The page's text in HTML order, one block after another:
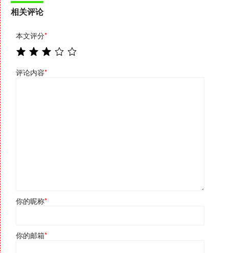
相关评论
本文评分*
评论内容*
你的昵称*
你的邮箱*